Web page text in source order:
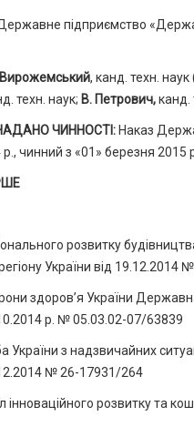
підприємство
, канд. техн.
техн. наук; В. Петрович,канд.
ЧИННОСТІ: Наказ
чинний з «01» березня 2015
розвитку
України від 19.12.2014
здоров’я України
р. № 05.03.02-07/63839
з надзвичайних
№ 26-17931/264
інноваційного розвитку та